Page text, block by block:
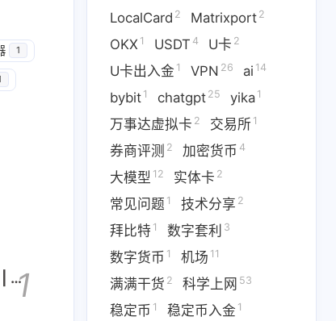
五月 2026
14篇
2026 一月 2026
3篇
1
年
1
LocalCard 2 Matrixport 2
OKX 1 USDT 4 U卡 2
U卡出入金 1 VPN 26 ai 14
bybit 1 chatgpt 25 yika 1
万事达虚拟卡 2 交易所 1
券商评测 2 加密货币 4
大模型 12 实体卡 2
常见问题 1 技术分享 2
拜比特 1 数字套利 3
数字货币 1 机场 11
满满干货 2 科学上网 53
稳定币 1 稳定币入金 1